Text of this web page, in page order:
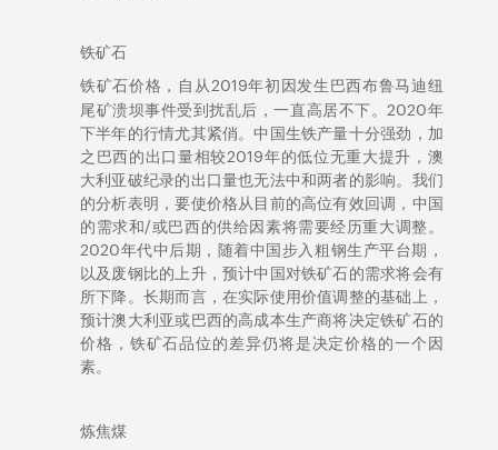
铁矿石
铁矿石价格， 自从 2019年初因发生巴西布鲁马迪纽
尾矿溃坝事件受到扰乱后，一直高居不下。 2020年
下半年的行情尤其紧俏。中国生铁产量十分强劲，加
之巴西的出口量相较2019年的低位无重大提升，澳
大利亚破纪录的出口量也无法中和两者的影响。我们
的分析表明，要使价格从目前的高位有效回调，中国
的需求和/或巴西的供给因素将需要经历重大调整。
2020年代中后期，随着中国步入粗钢生产平台期 ，
以及 废钢比的 上升，预计中国对铁矿石的需求将会有
所下降 。 长期而言，在实际使用价值调整的基础上 ，
预计澳大利亚或巴西的高成本生产商将决定铁矿石的
价格，铁矿石品位的差异仍将是决定价格的一个因
素。
炼焦煤